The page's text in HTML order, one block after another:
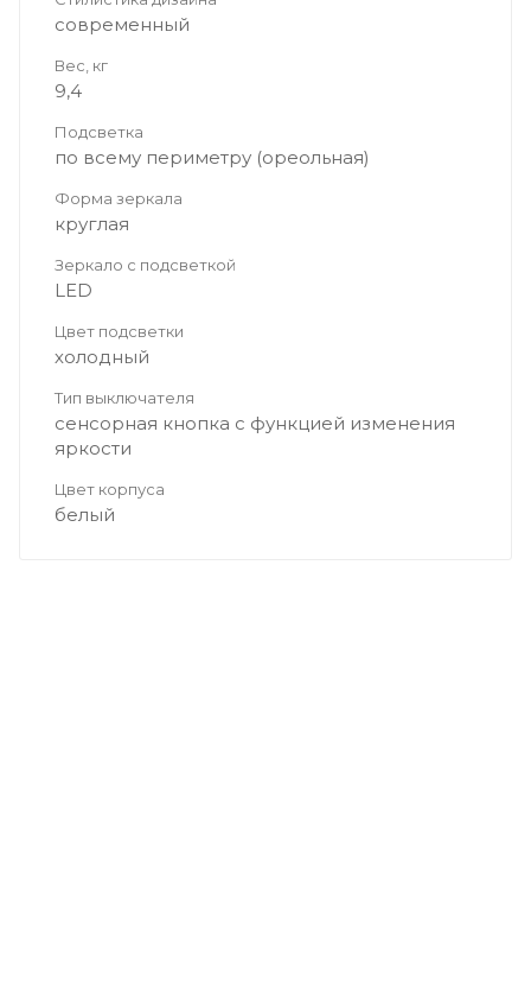
современный
Вес, кг
9,4
Подсветка
по всему периметру (ореольная)
Форма зеркала
круглая
Зеркало с подсветкой
LED
Цвет подсветки
холодный
Тип выключателя
сенсорная кнопка с функцией изменения
яркости
Цвет корпуса
белый